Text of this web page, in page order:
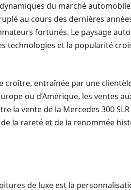
du marché
au cours des dernières
fortunés. Le paysage
technologies et la popularité
croître, entraînée par une
ou d’Amérique, les ventes
la vente de la Mercedes 300 SLR
la rareté et de la renommée
de luxe est la